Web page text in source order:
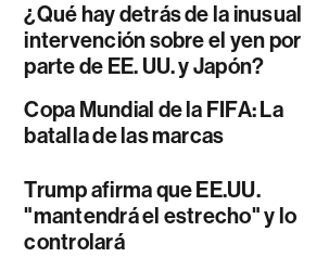
¿Qué hay detrás de la inusual
intervención sobre el yen por
parte de EE. UU. y Japón?
Copa Mundial de la FIFA: La
batalla de las marcas
Trump afirma que EE.UU.
"mantendrá el estrecho" y lo
controlará